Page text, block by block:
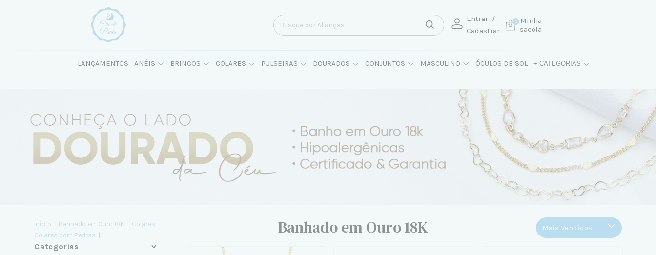
Entrar /
Cadastrar
Minha
sacola
0
LANÇAMENTOS ANÉIS BRINCOS COLARES PULSEIRAS DOURADOS CONJUNTOS MASCULINO ÓCULOS DE SOL + CATEGORIAS
Início Banhado em Ouro 18K Colares
Colares com Pedras
Banhado em Ouro 18K
Categorias